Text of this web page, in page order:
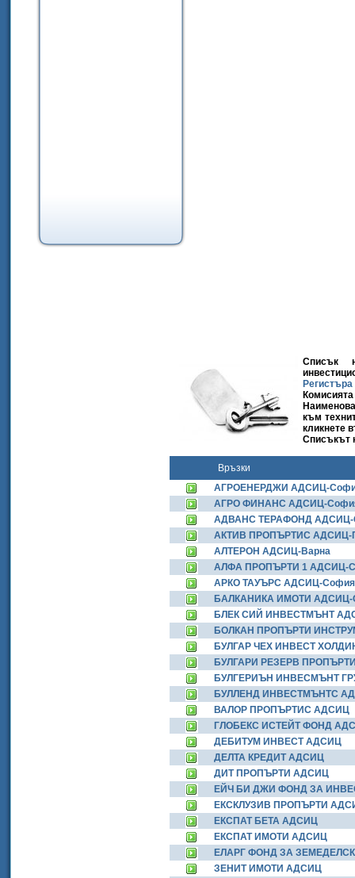
Списък
към
кликнете
Списъкът
Връзки
АГРОЕНЕРДЖИ АДСИЦ-
АГРО ФИНАНС АДСИЦ-
АДВАНС ТЕРАФОНД АДСИЦ-
АКТИВ ПРОПЪРТИС АДСИЦ-
АЛТЕРОН АДСИЦ-Варна
АЛФА ПРОПЪРТИ 1 АДСИЦ-
АРКО ТАУЪРС АДСИЦ-София
БАЛКАНИКА ИМОТИ АДСИЦ-
БЛЕК СИЙ ИНВЕСТМЪНТ
БОЛКАН ПРОПЪРТИ
БУЛГАР ЧЕХ ИНВЕСТ
БУЛГАРИ РЕЗЕРВ
БУЛГЕРИЪН ИНВЕСМЪНТ
БУЛЛЕНД ИНВЕСТМЪНТС
ВАЛОР ПРОПЪРТИС АДСИЦ
ГЛОБЕКС ИСТЕЙТ ФОНД
ДЕБИТУМ ИНВЕСТ АДСИЦ
ДЕЛТА КРЕДИТ АДСИЦ
ДИТ ПРОПЪРТИ АДСИЦ
ЕЙЧ БИ ДЖИ ФОНД ЗА
ЕКСКЛУЗИВ ПРОПЪРТИ
ЕКСПАТ БЕТА АДСИЦ
ЕКСПАТ ИМОТИ АДСИЦ
ЕЛАРГ ФОНД ЗА
ЗЕНИТ ИМОТИ АДСИЦ